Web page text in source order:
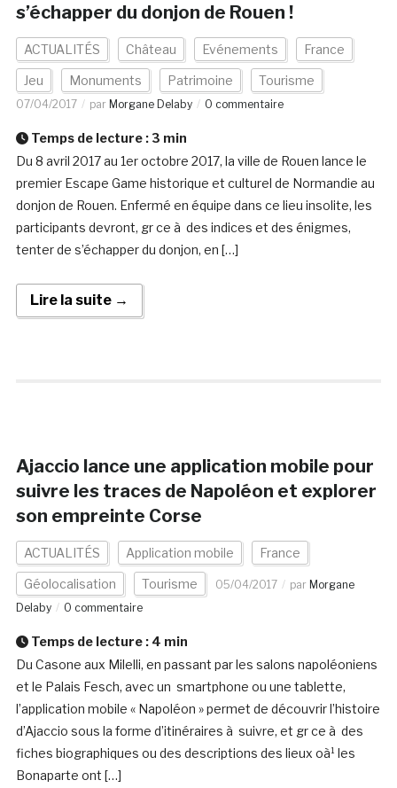
s’échapper du donjon de Rouen !
ACTUALITÉS Château Evénements France
Jeu Monuments Patrimoine Tourisme
07/04/2017 par Morgane Delaby 0 commentaire
Temps de lecture : 3 min
Du 8 avril 2017 au 1er octobre 2017, la ville de Rouen lance le
premier Escape Game historique et culturel de Normandie au
donjon de Rouen. Enfermé en équipe dans ce lieu insolite, les
participants devront, gr ce à des indices et des énigmes,
tenter de s’échapper du donjon, en […]
Lire la suite →
Ajaccio lance une application mobile pour
suivre les traces de Napoléon et explorer
son empreinte Corse
ACTUALITÉS Application mobile France
Géolocalisation Tourisme 05/04/2017 par Morgane
Delaby
0 commentaire
Temps de lecture : 4 min
Du Casone aux Milelli, en passant par les salons napoléoniens
et le Palais Fesch, avec un smartphone ou une tablette,
l’application mobile « Napoléon » permet de découvrir l’histoire
d’Ajaccio sous la forme d’itinéraires à suivre, et gr ce à des
fiches biographiques ou des descriptions des lieux oà¹ les
Bonaparte ont […]